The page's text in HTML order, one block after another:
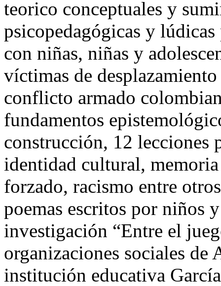
teorico conceptuales y
psicopedagógicas y
con niñas, niñas y
víctimas de
conflicto armado
fundamentos
construcción, 12 lecciones
identidad cultural,
forzado, racismo entre
poemas escritos por niños
investigación “Entre el
organizaciones sociales
institución educativa